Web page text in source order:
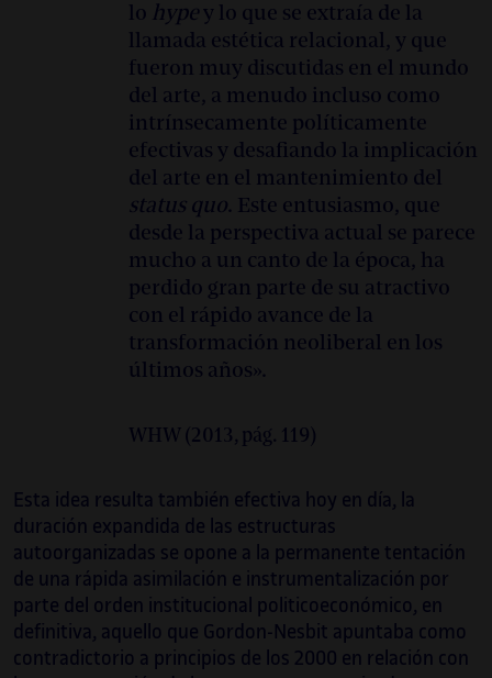
lo hype y lo que se extraía de la
llamada estética relacional, y que
fueron muy discutidas en el mundo
del arte, a menudo incluso como
intrínsecamente políticamente
efectivas y desafiando la implicación
del arte en el mantenimiento del
status quo. Este entusiasmo, que
desde la perspectiva actual se parece
mucho a un canto de la época, ha
perdido gran parte de su atractivo
con el rápido avance de la
transformación neoliberal en los
últimos años».
WHW (2013, pág. 119)
Esta idea resulta también efectiva hoy en día, la
duración expandida de las estructuras
autoorganizadas se opone a la permanente tentación
de una rápida asimilación e instrumentalización por
parte del orden institucional politicoeconómico, en
definitiva, aquello que Gordon-Nesbit apuntaba como
contradictorio a principios de los 2000 en relación con